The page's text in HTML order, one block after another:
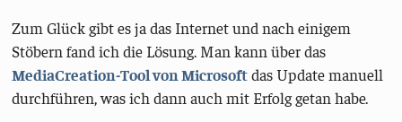
Zum Glück gibt es ja das Internet und nach einigem
Stöbern fand ich die Lösung. Man kann über das
MediaCreation-Tool von Microsoftdas Update manuell
durchführen, was ich dann auch mit Erfolg getan habe.